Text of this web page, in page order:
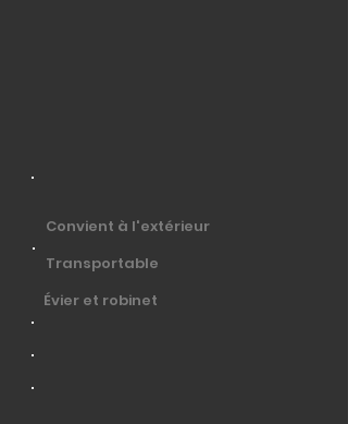
Convient à l'extérieur
Transportable
Évier et robinet